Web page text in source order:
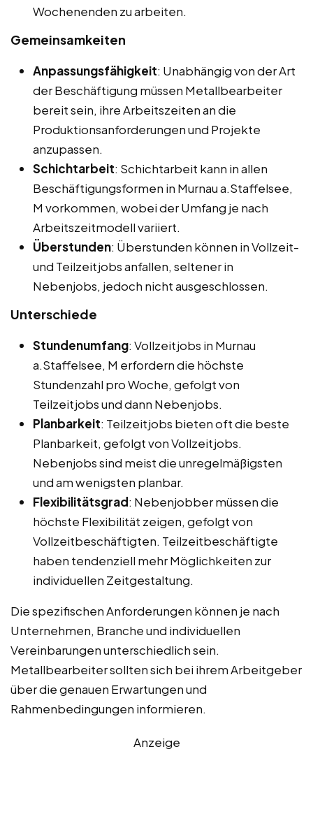
Wochenenden zu arbeiten.
Gemeinsamkeiten
Anpassungsfähigkeit: Unabhängig von der Art
der Beschäftigung müssen Metallbearbeiter
bereit sein, ihre Arbeitszeiten an die
Produktionsanforderungen und Projekte
anzupassen.
Schichtarbeit: Schichtarbeit kann in allen
Beschäftigungsformen in Murnau a.Staffelsee,
M vorkommen, wobei der Umfang je nach
Arbeitszeitmodell variiert.
Überstunden: Überstunden können in Vollzeit-
und Teilzeitjobs anfallen, seltener in
Nebenjobs, jedoch nicht ausgeschlossen.
Unterschiede
Stundenumfang: Vollzeitjobs in Murnau
a.Staffelsee, M erfordern die höchste
Stundenzahl pro Woche, gefolgt von
Teilzeitjobs und dann Nebenjobs.
Planbarkeit: Teilzeitjobs bieten oft die beste
Planbarkeit, gefolgt von Vollzeitjobs.
Nebenjobs sind meist die unregelmäßigsten
und am wenigsten planbar.
Flexibilitätsgrad: Nebenjobber müssen die
höchste Flexibilität zeigen, gefolgt von
Vollzeitbeschäftigten. Teilzeitbeschäftigte
haben tendenziell mehr Möglichkeiten zur
individuellen Zeitgestaltung.
Die spezifischen Anforderungen können je nach
Unternehmen, Branche und individuellen
Vereinbarungen unterschiedlich sein.
Metallbearbeiter sollten sich bei ihrem Arbeitgeber
über die genauen Erwartungen und
Rahmenbedingungen informieren.
Anzeige